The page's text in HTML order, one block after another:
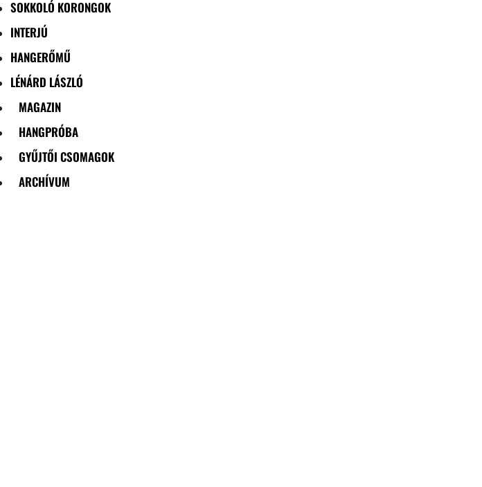
SOKKOLÓ KORONGOK
INTERJÚ
HANGERŐMŰ
LÉNÁRD LÁSZLÓ
MAGAZIN
HANGPRÓBA
GYŰJTŐI CSOMAGOK
ARCHÍVUM